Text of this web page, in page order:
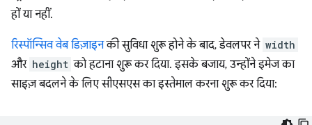
हों या नहीं.
रिस्पॉन्सिव वेब डिज़ाइनकी सुविधा शुरू होने के बाद, डेवलपर ने width
और height को हटाना शुरू कर दिया. इसके बजाय, उन्होंने इमेज का
साइज़ बदलने के लिए सीएसएस का इस्तेमाल करना शुरू कर दिया: